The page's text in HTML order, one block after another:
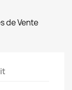
de Vente